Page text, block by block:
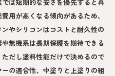
用が高くなる傾向があるため、
やシリコンはコストと耐久性の
無機系は長期保護を期待できる
だし塗料性能だけで決めるので
の適合性、中塗りと上塗りの組